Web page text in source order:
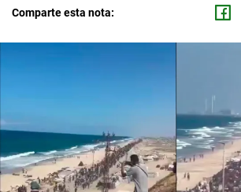
Comparte esta nota: